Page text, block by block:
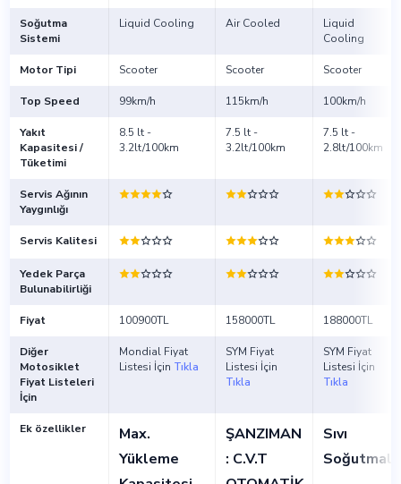
Soğutma
Sistemi
Liquid Cooling Air Cooled
Liquid
Cooling
Motor Tipi Scooter Scooter Scooter
Top Speed 99km/h 115km/h 100km/h
Yakıt
Kapasitesi /
Tüketimi
8.5 lt -
3.2lt/100km
7.5 lt -
3.2lt/100km
7.5 lt -
2.8lt/100km
Servis Ağının
Yaygınlığı
Servis Kalitesi
Yedek Parça
Bulunabilirliği
Fiyat 100900TL 158000TL 188000TL
Diğer
Motosiklet
Fiyat Listeleri
İçin
Mondial Fiyat
Listesi İçin Tıkla
SYM Fiyat
Listesi İçin
Tıkla
SYM Fiyat
Listesi İçin
Tıkla
Ek özellikler
Max.
Yükleme
ŞANZIMAN
: C.V.T
Sıvı
Soğutmalı